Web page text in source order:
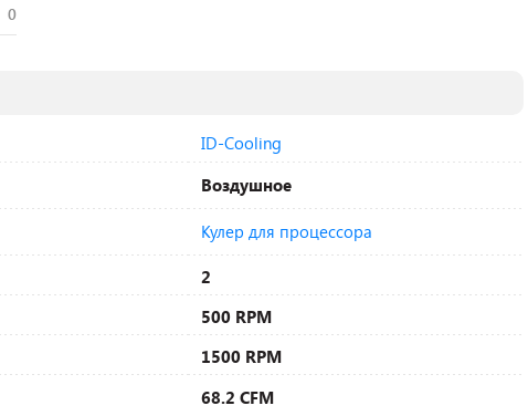
0
ID-Cooling
Воздушное
Кулер для процессора
2
500 RPM
1500 RPM
68.2 CFM